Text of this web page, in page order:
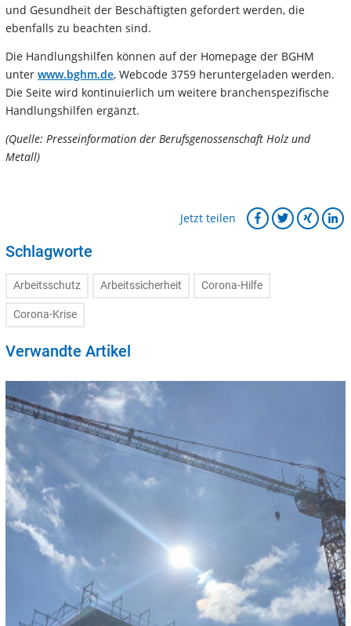
und Gesundheit der Beschäftigten gefordert werden, die
ebenfalls zu beachten sind.
Die Handlungshilfen können auf der Homepage der BGHM
unter www.bghm.de, Webcode 3759 heruntergeladen werden.
Die Seite wird kontinuierlich um weitere branchenspezifische
Handlungshilfen ergänzt.
(Quelle: Presseinformation der Berufsgenossenschaft Holz und
Metall)
Jetzt teilen
Schlagworte
Arbeitsschutz Arbeitssicherheit Corona-Hilfe
Corona-Krise
Verwandte Artikel